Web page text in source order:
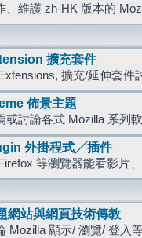
、維護 zh-HK 版本的
擴充套件
擴充/延伸套件
佈景主題
或討論各式 Mozilla 系列
外掛程式╱插件
等瀏覽器能看影片
網站與網頁技術傳教
Mozilla 顯示/ 瀏覽/ 登入